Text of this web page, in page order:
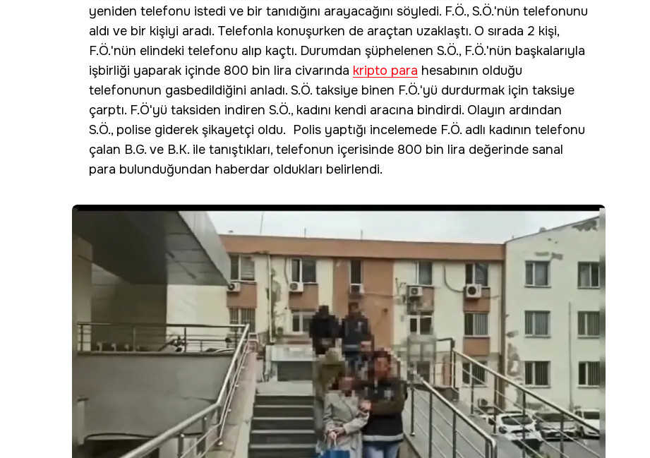
yeniden telefonu istedi ve bir tanıdığını arayacağını söyledi. F.Ö., S.Ö.'nün telefonunu
aldı ve bir kişiyi aradı. Telefonla konuşurken de araçtan uzaklaştı. O sırada 2 kişi,
F.Ö.'nün elindeki telefonu alıp kaçtı. Durumdan şüphelenen S.Ö., F.Ö.'nün başkalarıyla
işbirliği yaparak içinde 800 bin lira civarında kripto para hesabının olduğu
telefonunun gasbedildiğini anladı. S.Ö. taksiye binen F.Ö.'yü durdurmak için taksiye
çarptı. F.Ö'yü taksiden indiren S.Ö., kadını kendi aracına bindirdi. Olayın ardından
S.Ö., polise giderek şikayetçi oldu. Polis yaptığı incelemede F.Ö. adlı kadının telefonu
çalan B.G. ve B.K. ile tanıştıkları, telefonun içerisinde 800 bin lira değerinde sanal
para bulunduğundan haberdar oldukları belirlendi.